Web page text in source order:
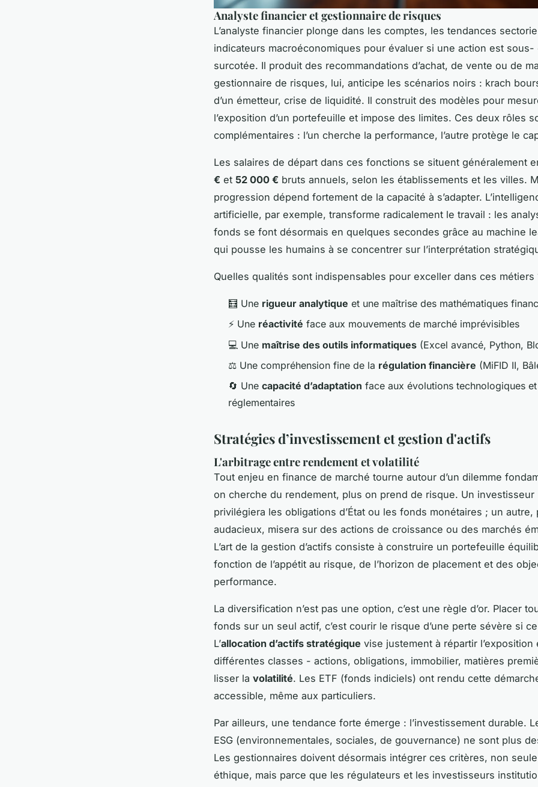
Analyste financier et gestionnaire de risques
L’analyste financier plonge dans les comptes, les tendances
indicateurs macroéconomiques pour évaluer si une action est sous-
surcotée. Il produit des recommandations d’achat, de vente ou de
gestionnaire de risques, lui, anticipe les scénarios noirs : krach
d’un émetteur, crise de liquidité. Il construit des modèles pour
l’exposition d’un portefeuille et impose des limites. Ces deux rôles
complémentaires : l’un cherche la performance, l’autre protège le
Les salaires de départ dans ces fonctions se situent généralement
€ et 52 000 € bruts annuels, selon les établissements et les villes.
progression dépend fortement de la capacité à s’adapter.
artificielle, par exemple, transforme radicalement le travail : les
fonds se font désormais en quelques secondes grâce au machine
qui pousse les humains à se concentrer sur l’interprétation
Quelles qualités sont indispensables pour exceller dans ces métiers
🧮 Une rigueur analytique et une maîtrise des mathématiques
⚡ Une réactivité face aux mouvements de marché imprévisibles
💻 Une maîtrise des outils informatiques (Excel avancé, Python,
⚖️ Une compréhension fine de la régulation financière (MiFID II,
🔄 Une capacité d’adaptation face aux évolutions technologiques et
réglementaires
Stratégies d’investissement et gestion d'actifs
L'arbitrage entre rendement et volatilité
Tout enjeu en finance de marché tourne autour d’un dilemme
on cherche du rendement, plus on prend de risque. Un investisseur
privilégiera les obligations d’État ou les fonds monétaires ; un autre,
audacieux, misera sur des actions de croissance ou des marchés
L’art de la gestion d’actifs consiste à construire un portefeuille
fonction de l’appétit au risque, de l’horizon de placement et des
performance.
La diversification n’est pas une option, c’est une règle d’or. Placer
fonds sur un seul actif, c’est courir le risque d’une perte sévère si
L’allocation d’actifs stratégique vise justement à répartir l’exposition
différentes classes - actions, obligations, immobilier, matières
lisser la volatilité. Les ETF (fonds indiciels) ont rendu cette
accessible, même aux particuliers.
Par ailleurs, une tendance forte émerge : l’investissement durable.
ESG (environnementales, sociales, de gouvernance) ne sont plus
Les gestionnaires doivent désormais intégrer ces critères, non
éthique, mais parce que les régulateurs et les investisseurs